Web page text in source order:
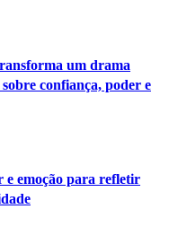
um drama
confiança, poder e
e emoção para refletir